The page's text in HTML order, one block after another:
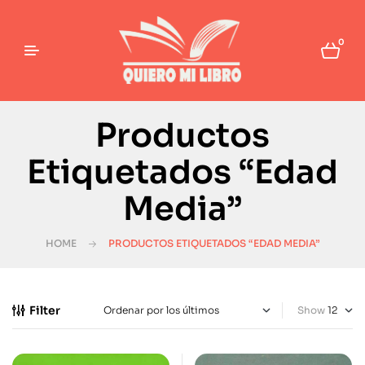
0
Productos
Etiquetados “Edad
Media”
HOME PRODUCTOS ETIQUETADOS “EDAD MEDIA”
Filter Show